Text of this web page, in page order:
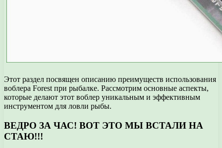
Этот раздел посвящен описанию преимуществ использования
воблера Forest при рыбалке. Рассмотрим основные аспекты,
которые делают этот воблер уникальным и эффективным
инструментом для ловли рыбы.
ВЕДРО ЗА ЧАС! ВОТ ЭТО МЫ ВСТАЛИ НА
СТАЮ!!!